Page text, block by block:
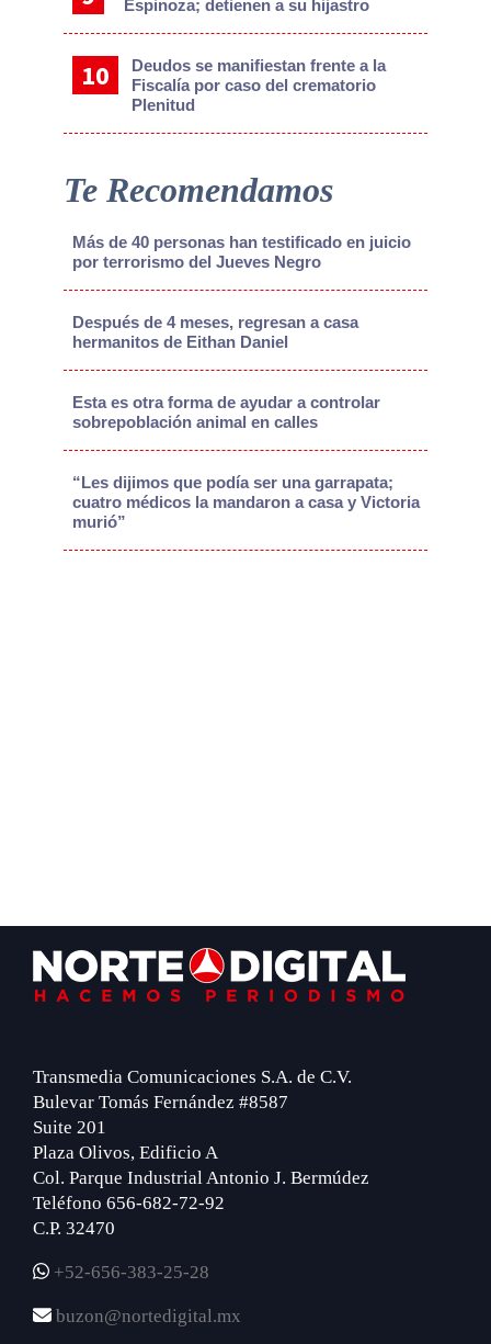
Espinoza; detienen a su hijastro
Deudos se manifiestan frente a la
Fiscalía por caso del crematorio
Plenitud
Te Recomendamos
Más de 40 personas han testificado en juicio
por terrorismo del Jueves Negro
Después de 4 meses, regresan a casa
hermanitos de Eithan Daniel
Esta es otra forma de ayudar a controlar
sobrepoblación animal en calles
“Les dijimos que podía ser una garrapata;
cuatro médicos la mandaron a casa y Victoria
murió”
Footer
Transmedia Comunicaciones S.A. de C.V.
Bulevar Tomás Fernández #8587
Suite 201
Plaza Olivos, Edificio A
Col. Parque Industrial Antonio J. Bermúdez
Teléfono 656-682-72-92
C.P. 32470
+52-656-383-25-28
buzon@nortedigital.mx